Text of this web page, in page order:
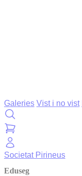
Galeries Vist i no vist
Societat Pirineus
Eduseg